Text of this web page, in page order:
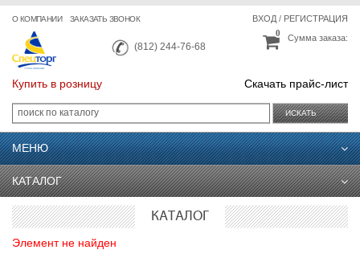
О КОМПАНИИ ЗАКАЗАТЬ ЗВОНОК
(812) 244-76-68
ВХОД/ РЕГИСТРАЦИЯ
Сумма заказа:
0
Купить в розницу Скачать прайс-лист
ИСКАТЬ
МЕНЮ
КАТАЛОГ
КАТАЛОГ
Элемент не найден